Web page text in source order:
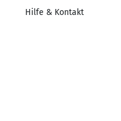
Hilfe & Kontakt